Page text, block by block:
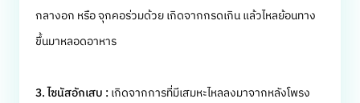
กลางอก หรือ จุกคอร่วมด้วย เกิดจากกรดเกิน แล้วไหลย้อนทาง
ขึ้นมาหลอดอาหาร
3. ไซนัสอักเสบ : เกิดจากการที่มีเสมหะไหลลงมาจากหลังโพรง